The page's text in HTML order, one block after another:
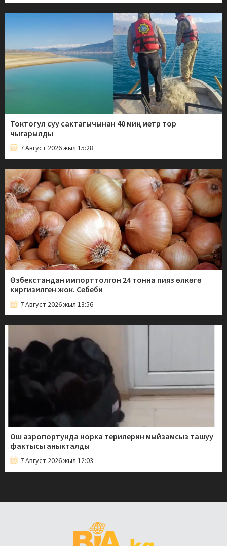
Токтогул суу сактагычынан 40 миң метр тор
чыгарылды
7 Август 2026 жыл 15:28
Өзбекстандан импорттолгон 24 тонна пияз өлкөгө
киргизилген жок. Себеби
7 Август 2026 жыл 13:56
Ош аэропортунда норка терилерин мыйзамсыз ташуу
фактысы аныкталды
7 Август 2026 жыл 12:03